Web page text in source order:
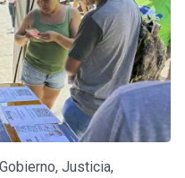
Justicia,